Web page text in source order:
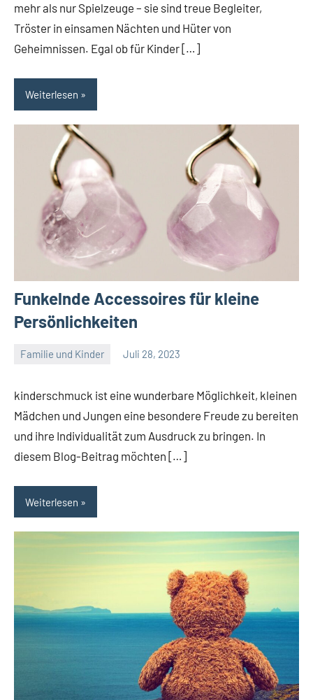
mehr als nur Spielzeuge – sie sind treue Begleiter,
Tröster in einsamen Nächten und Hüter von
Geheimnissen. Egal ob für Kinder […]
Weiterlesen
Funkelnde Accessoires für kleine
Persönlichkeiten
Familie und Kinder Juli 28, 2023
kinderschmuck ist eine wunderbare Möglichkeit, kleinen
Mädchen und Jungen eine besondere Freude zu bereiten
und ihre Individualität zum Ausdruck zu bringen. In
diesem Blog-Beitrag möchten […]
Weiterlesen